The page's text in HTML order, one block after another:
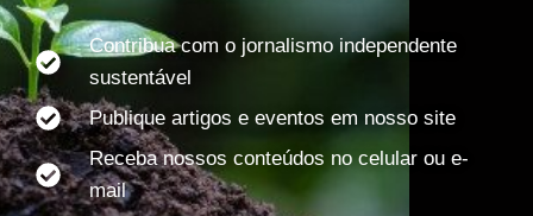
Contribua com o jornalismo independente
sustentável
Publique artigos e eventos em nosso site
Receba nossos conteúdos no celular ou e-
mail